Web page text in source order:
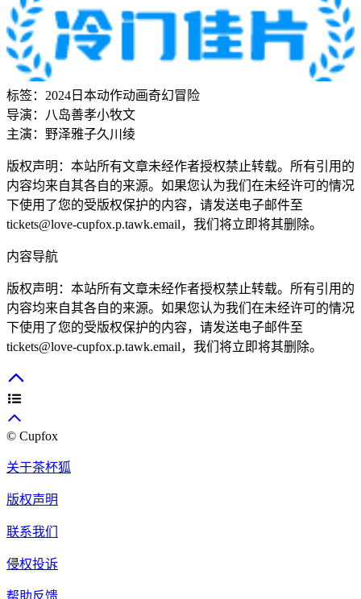
标签： 2024 日本动作动画奇幻冒险
导演：
八岛善孝小牧文
主演： 野泽雅子久川绫
版权声明：本站所有文章未经作者授权禁止转载。所有引用的
内容均来自其各自的来源。如果您认为我们在未经许可的情况
下使用了您的受版权保护的内容，请发送电子邮件至
tickets@love-cupfox.p.tawk.email，我们将立即将其删除。
内容导航
版权声明：本站所有文章未经作者授权禁止转载。所有引用的
内容均来自其各自的来源。如果您认为我们在未经许可的情况
下使用了您的受版权保护的内容，请发送电子邮件至
tickets@love-cupfox.p.tawk.email，我们将立即将其删除。
© Cupfox
关于茶杯狐
版权声明
联系我们
侵权投诉